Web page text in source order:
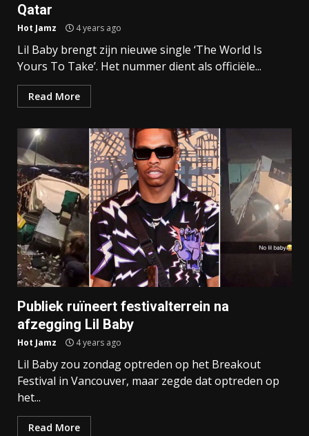
Qatar
Hot Jamz 4 years ago
Lil Baby brengt zijn nieuwe single ‘The World Is
Yours To Take’. Het nummer dient als officiële...
Read More
Publiek ruïneert festivalterrein na
afzegging Lil Baby
Hot Jamz 4 years ago
Lil Baby zou zondag optreden op het Breakout
Festival in Vancouver, maar zegde dat optreden op
het...
Read More